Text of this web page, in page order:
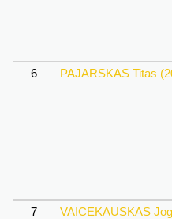
6
PAJARSKAS Titas
7
VAICEKAUSKAS